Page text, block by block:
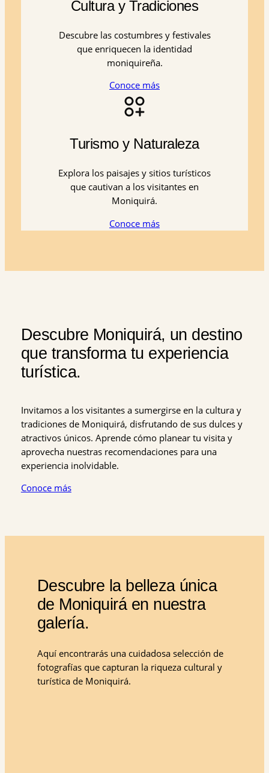
Cultura y Tradiciones
Descubre las costumbres y festivales
que enriquecen la identidad
moniquireña.
Conoce más
Turismo y Naturaleza
Explora los paisajes y sitios turísticos
que cautivan a los visitantes en
Moniquirá.
Conoce más
Descubre Moniquirá, un destino
que transforma tu experiencia
turística.
Invitamos a los visitantes a sumergirse en la cultura y
tradiciones de Moniquirá, disfrutando de sus dulces y
atractivos únicos. Aprende cómo planear tu visita y
aprovecha nuestras recomendaciones para una
experiencia inolvidable.
Conoce más
Descubre la belleza única
de Moniquirá en nuestra
galería.
Aquí encontrarás una cuidadosa selección de
fotografías que capturan la riqueza cultural y
turística de Moniquirá.